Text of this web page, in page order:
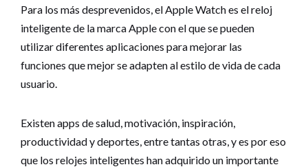
Para los más desprevenidos, el Apple Watch es el reloj
inteligente de la marca Apple con el que se pueden
utilizar diferentes aplicaciones para mejorar las
funciones que mejor se adapten al estilo de vida de cada
usuario.
Existen apps de salud, motivación, inspiración,
productividad y deportes, entre tantas otras, y es por eso
que los relojes inteligentes han adquirido un importante